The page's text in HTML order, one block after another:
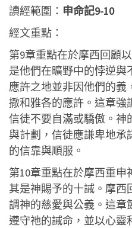
讀經範圍： 申命記9-10
經文重點：
第9章重點在於摩西回顧
是他們在曠野中的悖逆與
應許之地並非因他們的義
撒和雅各的應許。這章強
信徒不要自滿或驕傲。神
與計劃，信徒應謙卑地承
的信靠與順服。
第10章重點在於摩西重
其是神賜予的十誡。摩西
調神的慈愛與公義。這章
遵守祂的誡命，並以心靈